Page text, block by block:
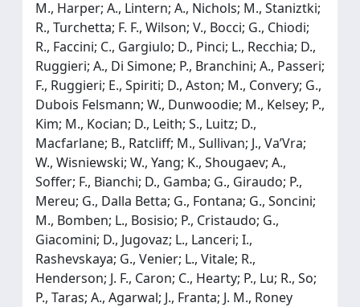
M., Harper; A., Lintern; A., Nichols; M., Staniztki;
R., Turchetta; F. F., Wilson; V., Bocci; G., Chiodi;
R., Faccini; C., Gargiulo; D., Pinci; L., Recchia; D.,
Ruggieri; A., Di Simone; P., Branchini; A., Passeri;
F., Ruggieri; E., Spiriti; D., Aston; M., Convery; G.,
Dubois Felsmann; W., Dunwoodie; M., Kelsey; P.,
Kim; M., Kocian; D., Leith; S., Luitz; D.,
Macfarlane; B., Ratcliff; M., Sullivan; J., Va’Vra;
W., Wisniewski; W., Yang; K., Shougaev; A.,
Soffer; F., Bianchi; D., Gamba; G., Giraudo; P.,
Mereu; G., Dalla Betta; G., Fontana; G., Soncini;
M., Bomben; L., Bosisio; P., Cristaudo; G.,
Giacomini; D., Jugovaz; L., Lanceri; I.,
Rashevskaya; G., Venier; L., Vitale; R.,
Henderson; J. F., Caron; C., Hearty; P., Lu; R., So;
P., Taras; A., Agarwal; J., Franta; J. M., Roney